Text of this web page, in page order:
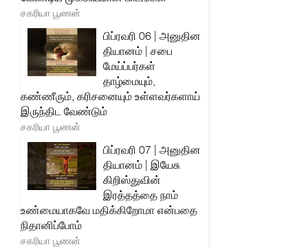
சகரியா பூணன்
பிப்ரவரி 06 | அனுதின
தியானம் | சபை
மேய்ப்பர்கள்
தாழ்மையும்,
கண்ணீரும், கரிசனையும் உள்ளவர்களாய்
இருந்திட வேண்டும்
சகரியா பூணன்
பிப்ரவரி 07 | அனுதின
தியானம் | இயேசு
கிறிஸ்துவின்
இரத்தத்தை நாம்
உண்மையாகவே மதிக்கிறோமா என்பதை
நிதானிப்போம்
சகரியா பூணன்